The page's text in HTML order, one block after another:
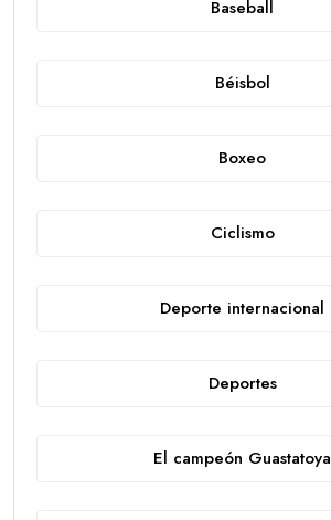
Baseball
Béisbol
Boxeo
Ciclismo
Deporte internacional
Deportes
El campeón Guastatoya